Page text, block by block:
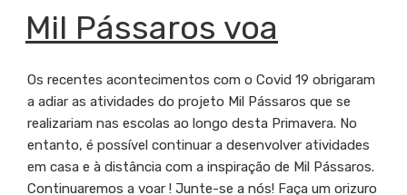
comum”
PUBLICADO
EM
Mil Pássaros voa
Os recentes acontecimentos com o Covid 19 obrigaram
a adiar as atividades do projeto Mil Pássaros que se
realizariam nas escolas ao longo desta Primavera. No
entanto, é possível continuar a desenvolver atividades
em casa e à distância com a inspiração de Mil Pássaros.
Continuaremos a voar ! Junte-se a nós! Faça um orizuro